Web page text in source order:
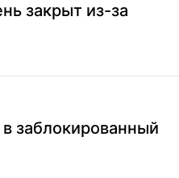
закрыт из-за
заблокированный